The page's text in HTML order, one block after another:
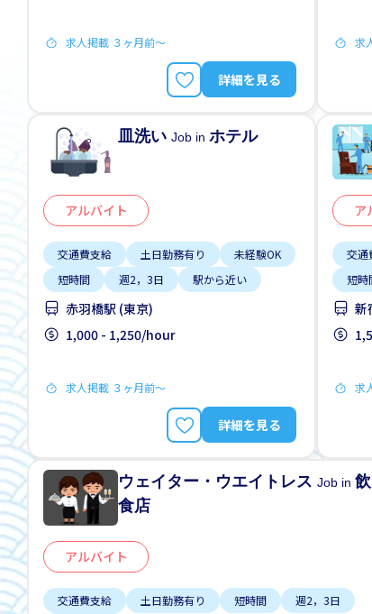
求人掲載 ３ヶ月前〜
詳細を見る
求
皿洗いJob inホテル
アルバイト
交通費支給 土日勤務有り
未経験OK
短時間
週2，3日 駅から近い
赤羽橋駅 (東京)
1,000 - 1,250/hour
求人掲載 ３ヶ月前〜
詳細を見る
ア
交通
短時
新
求
ウェイター・ウエイトレスJob in飲
食店
アルバイト
交通費支給 土日勤務有り 短時間
週2，3日